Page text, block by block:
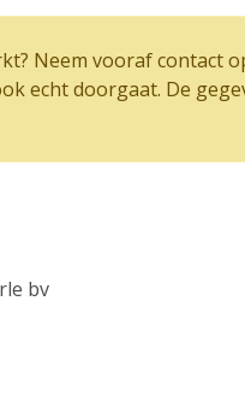
Neem vooraf contact
echt doorgaat. De
bv